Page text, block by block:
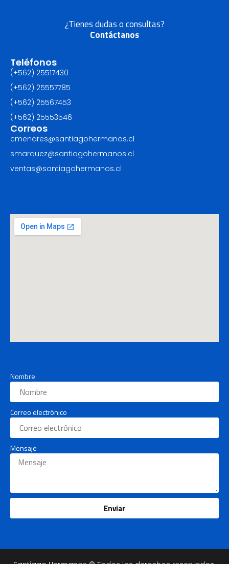
¿Tienes dudas o consultas?
Contáctanos
Teléfonos
(+562) 25517430‬
(+562) 25557785
(+562) 25567453‬
(+562) ‪25553546
Correos
cmenares@santiagohermanos.cl
smarquez@santiagohermanos.cl
ventas@santiagohermanos.cl
Nombre
Correo electrónico
Mensaje
Enviar